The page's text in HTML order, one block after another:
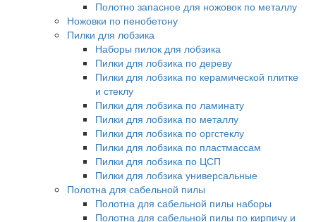
Полотно запасное для ножовок по металлу
Ножовки по пенобетону
Пилки для лобзика
Наборы пилок для лобзика
Пилки для лобзика по дереву
Пилки для лобзика по керамической плитке
и стеклу
Пилки для лобзика по ламинату
Пилки для лобзика по металлу
Пилки для лобзика по оргстеклу
Пилки для лобзика по пластмассам
Пилки для лобзика по ЦСП
Пилки для лобзика универсальные
Полотна для сабельной пилы
Полотна для сабельной пилы наборы
Полотна для сабельной пилы по кирпичу и